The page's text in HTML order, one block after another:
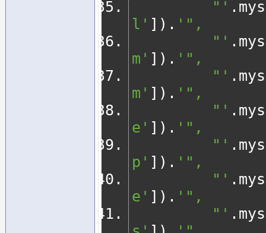
         "'
.
l' ]). '",
         "'
.
m' ]). '",
         "'
.
m' ]). '",
         "'
.
e' ]). '",
         "'
.
p' ]). '",
         "'
.
e' ]). '",
         "'
.